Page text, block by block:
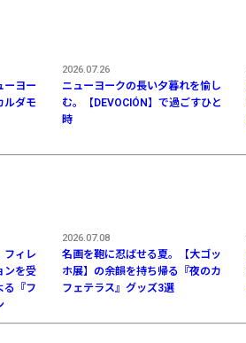
ーヨー
ルダモ
ニューヨークの長い夕暮れを愉し
む。【DEVOCIÓN】で過ごすひと
時
2026.07.26
フィレ
ンを受
る『フ
名画を鞄に忍ばせる夏。【大ゴッ
ホ展】の余韻を持ち帰る『夜のカ
フェテラス』グッズ3選
2026.07.08